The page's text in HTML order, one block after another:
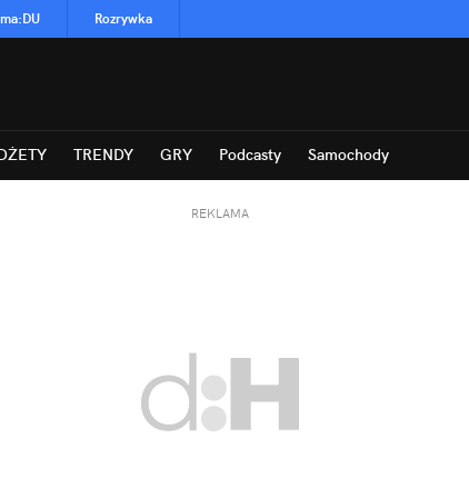
:DU Rozrywka
TRENDY GRY Podcasty Samochody
REKLAMA